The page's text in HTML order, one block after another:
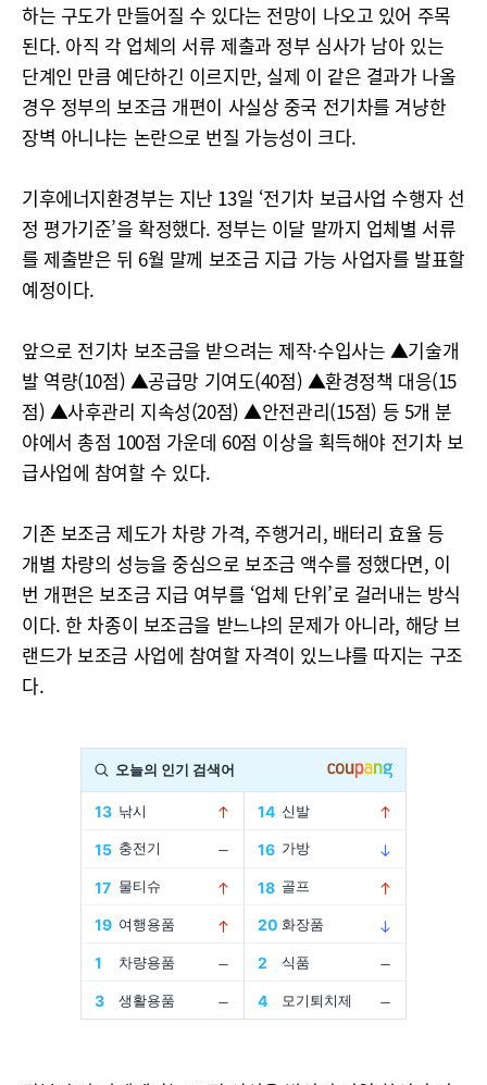
하는 구도가 만들어질 수 있다는 전망이 나오고 있어 주목
된다. 아직 각 업체의 서류 제출과 정부 심사가 남아 있는
단계인 만큼 예단하긴 이르지만, 실제 이 같은 결과가 나올
경우 정부의 보조금 개편이 사실상 중국 전기차를 겨냥한
장벽 아니냐는 논란으로 번질 가능성이 크다.
기후에너지환경부는 지난 13일 ‘전기차 보급사업 수행자 선
정 평가기준’을 확정했다. 정부는 이달 말까지 업체별 서류
를 제출받은 뒤 6월 말께 보조금 지급 가능 사업자를 발표할
예정이다.
앞으로 전기차 보조금을 받으려는 제작·수입사는 ▲기술개
발 역량(10점) ▲공급망 기여도(40점) ▲환경정책 대응(15
점) ▲사후관리 지속성(20점) ▲안전관리(15점) 등 5개 분
야에서 총점 100점 가운데 60점 이상을 획득해야 전기차 보
급사업에 참여할 수 있다.
기존 보조금 제도가 차량 가격, 주행거리, 배터리 효율 등
개별 차량의 성능을 중심으로 보조금 액수를 정했다면, 이
번 개편은 보조금 지급 여부를 ‘업체 단위’로 걸러내는 방식
이다. 한 차종이 보조금을 받느냐의 문제가 아니라, 해당 브
랜드가 보조금 사업에 참여할 자격이 있느냐를 따지는 구조
다.